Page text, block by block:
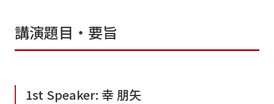
講演題目・要旨
1st Speaker: 幸 朋矢